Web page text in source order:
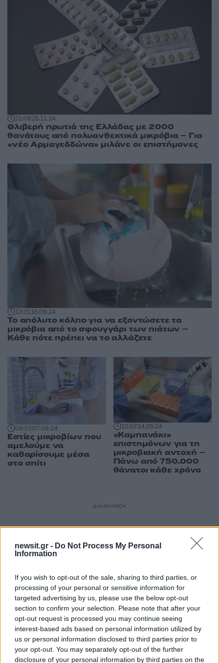
newsit.gr - Do Not Process My Personal
Information
If you wish to opt-out of the sale, sharing to third parties, or
processing of your personal or sensitive information for
targeted advertising by us, please use the below opt-out
section to confirm your selection. Please note that after your
opt-out request is processed you may continue seeing
interest-based ads based on personal information utilized by
us or personal information disclosed to third parties prior to
your opt-out. You may separately opt-out of the further
disclosure of your personal information by third parties on the
21:0825.11.24
Θλιβερή πρωτιά της Ελλάδας με 2000
θανάτους από πολυανθεκτικά μικρόβια – Για
«νέο Αρμαγεδδώνα» μιλάνε οι επιστήμονες
13:3115.09.24
Το απόλυτο κόλπο για να εξοντώσετε τα
μικρόβια από το σφουγγάρι των πιάτων –
Κάθε πότε πρέπει να το αλλάζετε
09:0107.09.24
Εστίες μικροβίων που
αμελούμε να
καθαρίσουμε μέσα
στο σπίτι
10:5724.05.24
«Καμπανάκι»
επιστημόνων για τη
μικροβιακή αντοχή –
Πάνω από 750.000
θάνατοι κάθε χρόνο
ΔΙΑΦΗΜΙΣΗ